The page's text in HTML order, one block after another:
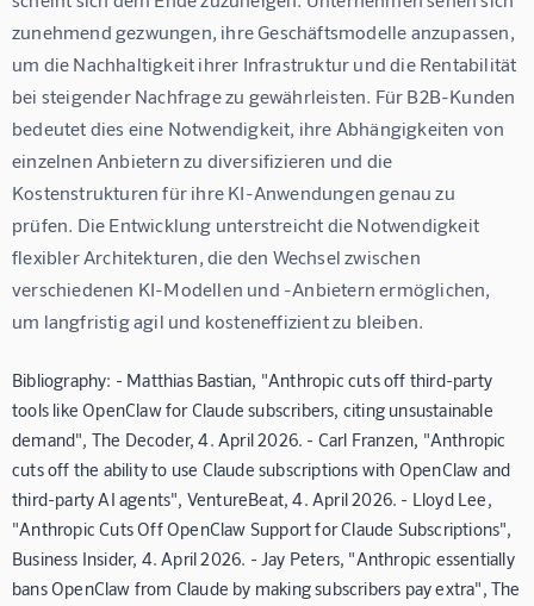
zunehmend gezwungen, ihre Geschäftsmodelle anzupassen,
um die Nachhaltigkeit ihrer Infrastruktur und die Rentabilität
bei steigender Nachfrage zu gewährleisten. Für B2B-Kunden
bedeutet dies eine Notwendigkeit, ihre Abhängigkeiten von
einzelnen Anbietern zu diversifizieren und die
Kostenstrukturen für ihre KI-Anwendungen genau zu
prüfen. Die Entwicklung unterstreicht die Notwendigkeit
flexibler Architekturen, die den Wechsel zwischen
verschiedenen KI-Modellen und -Anbietern ermöglichen,
um langfristig agil und kosteneffizient zu bleiben.
Bibliography: - Matthias Bastian, "Anthropic cuts off third-party
tools like OpenClaw for Claude subscribers, citing unsustainable
demand", The Decoder, 4. April 2026. - Carl Franzen, "Anthropic
cuts off the ability to use Claude subscriptions with OpenClaw and
third-party AI agents", VentureBeat, 4. April 2026. - Lloyd Lee,
"Anthropic Cuts Off OpenClaw Support for Claude Subscriptions",
Business Insider, 4. April 2026. - Jay Peters, "Anthropic essentially
bans OpenClaw from Claude by making subscribers pay extra", The